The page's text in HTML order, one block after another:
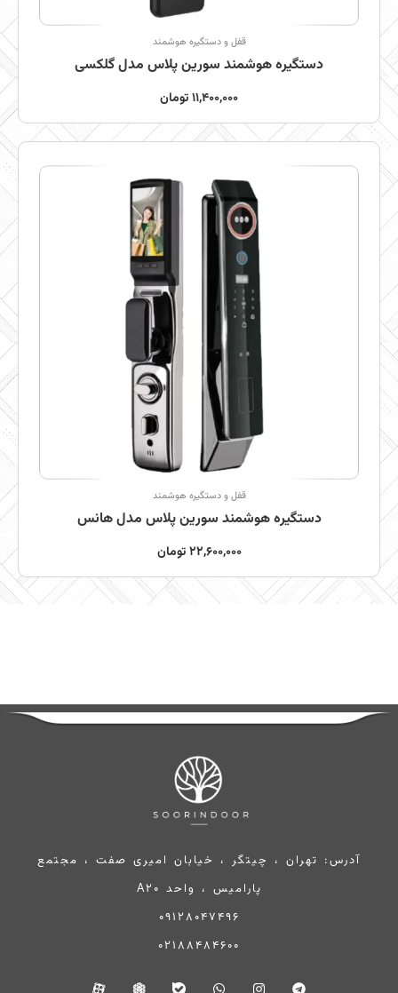
قفل و دستگیره هوشمند
دستگیره هوشمند سورین پلاس مدل گلکسی
11,400,000تومان
قفل و دستگیره هوشمند
دستگیره هوشمند سورین پلاس مدل هانس
22,600,000 تومان
آدرس: تهران ، چیتگر ، خیابان امیری صفت ، مجتمع
پارامیس ، واحد A20
09128047496
02188484600